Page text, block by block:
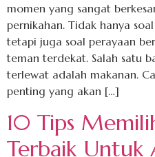
momen yang sangat
pernikahan. Tidak hanya
tetapi juga soal perayaan
teman terdekat. Salah satu
terlewat adalah makanan.
penting yang akan […]
10 Tips
Terbaik Untuk